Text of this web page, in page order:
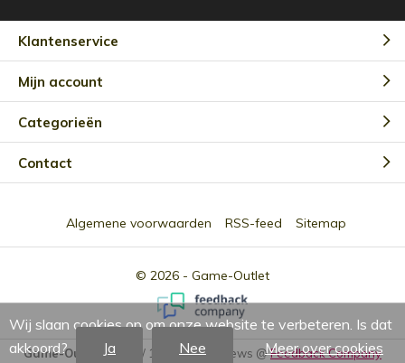
Klantenservice
Mijn account
Categorieën
Contact
© 2026 - Game-Outlet
Algemene voorwaarden RSS-feed Sitemap
Game-Outlet NL / 10 2301Reviews @Feedback Company
Wij slaan cookies op om onze website te verbeteren. Is dat
akkoord?
Ja Nee
Meer over cookies